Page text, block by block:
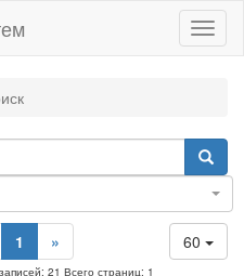
60
1 »
21 Всего страниц: 1